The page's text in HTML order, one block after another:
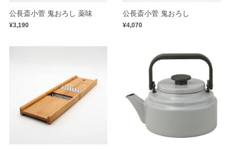
公長斎小菅 鬼おろし 薬味
¥3,190
公長斎小菅 鬼おろし
¥4,070